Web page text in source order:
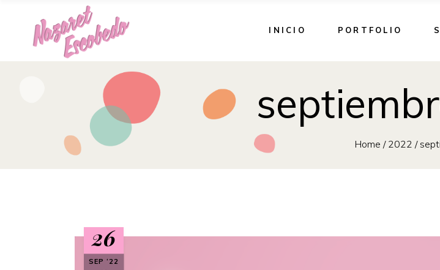
INICIO PORTFOLIO
Home / 2022 /
26
SEP ‘22